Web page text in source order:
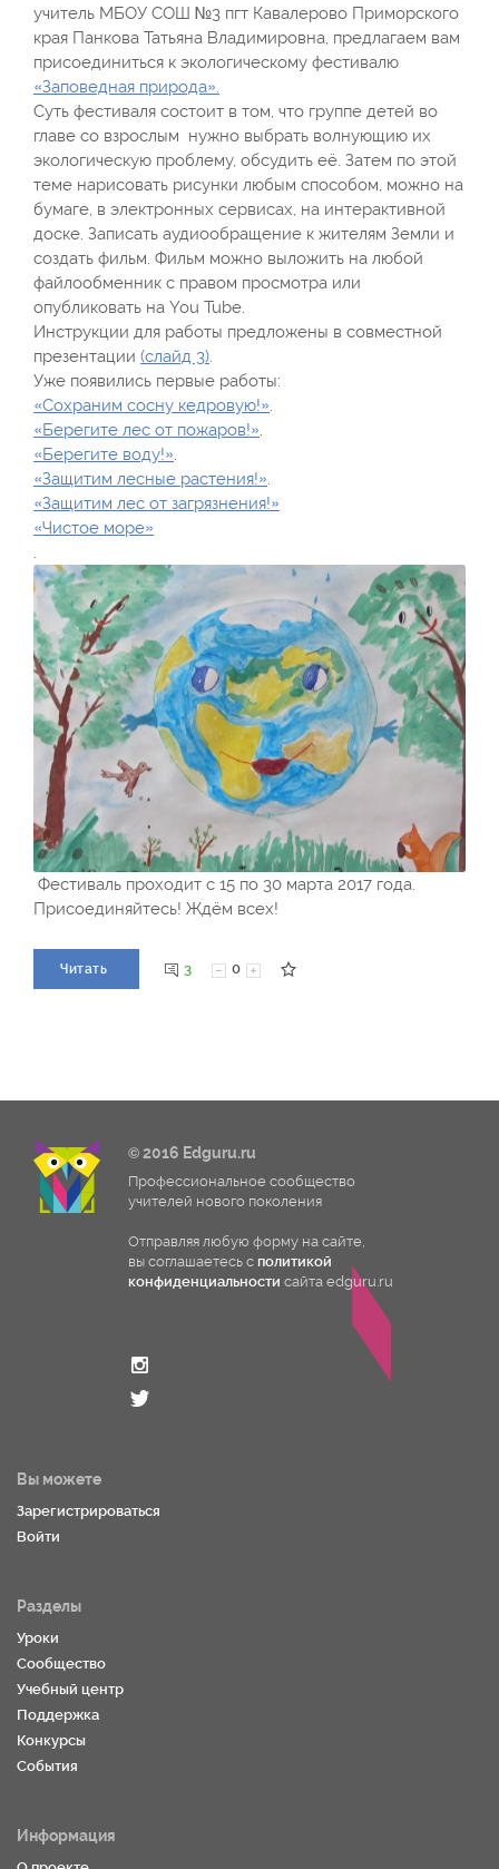
учитель МБОУ СОШ №3 пгт Кавалерово Приморского
края Панкова Татьяна Владимировна, предлагаем вам
присоединиться к экологическому фестивалю
«Заповедная природа».
Суть фестиваля состоит в том, что группе детей во
главе со взрослым нужно выбрать волнующию их
экологическую проблему, обсудить её. Затем по этой
теме нарисовать рисунки любым способом, можно на
бумаге, в электронных сервисах, на интерактивной
доске. Записать аудиообращение к жителям Земли и
создать фильм. Фильм можно выложить на любой
файлообменник с правом просмотра или
опубликовать на You Tube.
Инструкции для работы предложены в совместной
презентации (слайд 3).
Уже появились первые работы:
«Сохраним сосну кедровую!».
«Берегите лес от пожаров!».
«Берегите воду!».
«Защитим лесные растения!».
«Защитим лес от загрязнения!»
«Чистое море»
.
Фестиваль проходит с 15 по 30 марта 2017 года.
Присоединяйтесь! Ждём всех!
Читать 3 0
© 2016 Edguru.ru
Профессиональное сообщество
учителей нового поколения
Отправляя любую форму на сайте,
вы соглашаетесь с политикой
конфиденциальности сайта edguru.ru
Вы можете
Зарегистрироваться
Войти
Разделы
Уроки
Сообщество
Учебный центр
Поддержка
Конкурсы
События
Информация